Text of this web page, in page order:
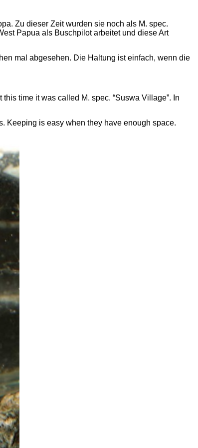
Zu dieser Zeit wurden sie noch als M. spec.
Papua als Buschpilot arbeitet und diese Art
mal abgesehen. Die Haltung ist einfach, wenn die
time it was called M. spec. “Suswa Village”. In
Keeping is easy when they have enough space.